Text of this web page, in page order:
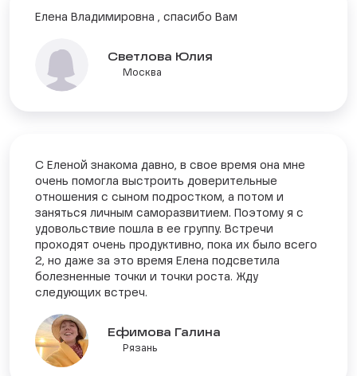
Елена Владимировна , спасибо Вам
Светлова Юлия
Москва
С Еленой знакома давно, в свое время она мне
очень помогла выстроить доверительные
отношения с сыном подростком, а потом и
заняться личным саморазвитием. Поэтому я с
удовольствие пошла в ее группу. Встречи
проходят очень продуктивно, пока их было всего
2, но даже за это время Елена подсветила
болезненные точки и точки роста. Жду
следующих встреч.
Ефимова Галина
Рязань